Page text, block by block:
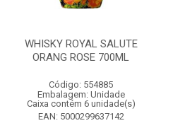
WHISKY ROYAL SALUTE
ORANG ROSE 700ML
Código: 554885
Embalagem: Unidade
Caixa contém 6 unidade(s)
EAN: 5000299637142